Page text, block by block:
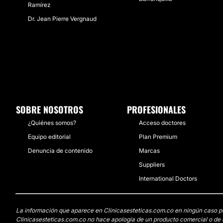
Ramírez
Dr. Jean Pierre Vergnaud
SOBRE NOSOTROS
¿Quiénes somos?
Equipo editorial
Denuncia de contenido
PROFESIONALES
Acceso doctores
Plan Premium
Marcas
Suppliers
International Doctors
La información que aparece en Clinicasesteticas.com.co en ningún caso
Clinicasesteticas.com.co no hace apología de un producto comercial o de